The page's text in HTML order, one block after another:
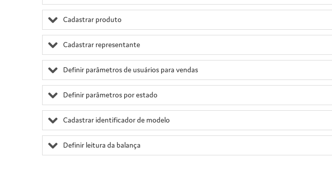
Cadastrar produto
Cadastrar representante
Definir parâmetros de usuários para vendas
Definir parâmetros por estado
Cadastrar identificador de modelo
Definir leitura da balança